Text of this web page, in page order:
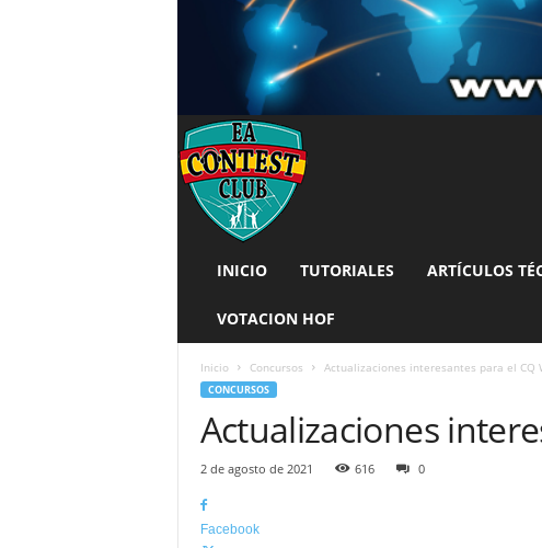
INICIO TUTORIALES ARTÍCULOS
VOTACION HOF
Inicio Concursos Actualizaciones interesantes para el CQ
CONCURSOS
Actualizaciones
2 de agosto de 2021 616 0
Facebook